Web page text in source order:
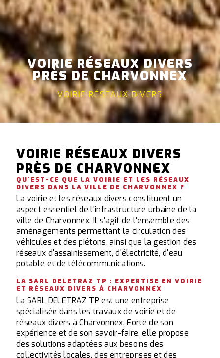
VOIRIE RÉSEAUX DIVERS
PRÈS DE CHARVONNEX
VOIRIE RÉSEAUX DIVERS
VOIRIE RÉSEAUX DIVERS
PRÈS DE CHARVONNEX
QU'EST-CE QUE LA VOIRIE ET LES RÉSEAUX
DIVERS DANS LA VILLE DE CHARVONNEX ?
La voirie et les réseaux divers constituent un
aspect essentiel de l'infrastructure urbaine de la
ville de Charvonnex. Il s'agit de l'ensemble des
aménagements permettant la circulation des
véhicules et des piétons, ainsi que la gestion des
réseaux d'assainissement, d'électricité, d'eau
potable et de télécommunications.
LA SARL DELETRAZ TP : EXPERTISE EN VOIRIE
ET RÉSEAUX DIVERS À CHARVONNEX
La SARL DELETRAZ TP est une entreprise
spécialisée dans les travaux de voirie et de
réseaux divers à Charvonnex. Forte de son
expérience et de son savoir-faire, elle propose
des solutions adaptées aux besoins des
collectivités locales, des entreprises et des